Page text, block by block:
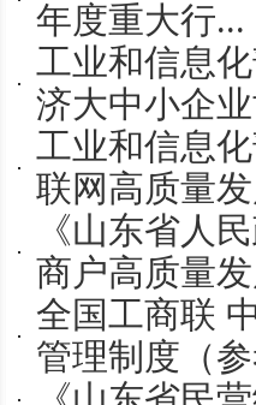
年度重大行...
工业和信息
济大中小企
工业和信息
联网高质量
《山东省人
商户高质量
全国工商联
管理制度（